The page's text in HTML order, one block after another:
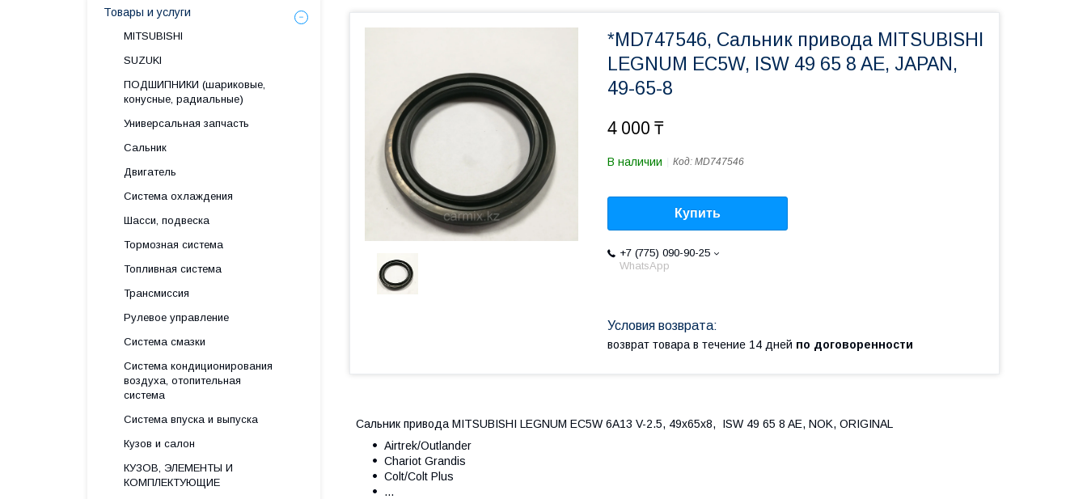
*MD747546, Сальник привода MITSUBISHI
LEGNUM EC5W, ISW 49 65 8 AE, JAPAN,
49-65-8
4 000 ₸
В наличии Код: MD747546
Купить
+7 (775) 090-90-25
WhatsApp
возврат товара в течение 14 дней по договоренности
Сальник привода MITSUBISHI LEGNUM EC5W 6A13 V-2.5, 49x65x8, ISW 49 65 8 AE, NOK, ORIGINAL
Airtrek/Outlander
Chariot Grandis
Colt/Colt Plus
...
Товары и услуги
MITSUBISHI
SUZUKI
ПОДШИПНИКИ (шариковые,
конусные, радиальные)
Универсальная запчасть
Сальник
Двигатель
Система охлаждения
Шасси, подвеска
Тормозная система
Топливная система
Трансмиссия
Рулевое управление
Система смазки
Система кондиционирования
воздуха, отопительная
система
Система впуска и выпуска
Кузов и салон
КУЗОВ, ЭЛЕМЕНТЫ И
КОМПЛЕКТУЮЩИЕ